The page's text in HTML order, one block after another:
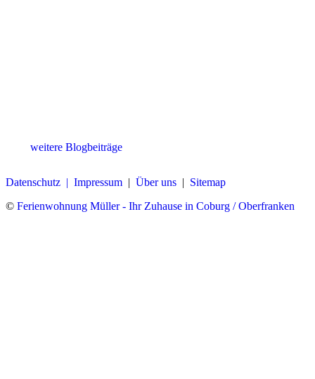
weitere Blogbeiträge
Datenschutz | Impressum | Über uns | Sitemap
© Ferienwohnung Müller - Ihr Zuhause in Coburg / Oberfranken